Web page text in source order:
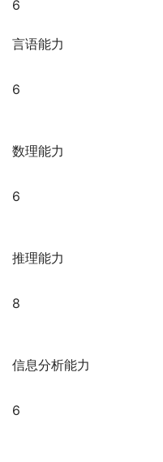
6
言语能力
6
数理能力
6
推理能力
8
信息分析能力
6